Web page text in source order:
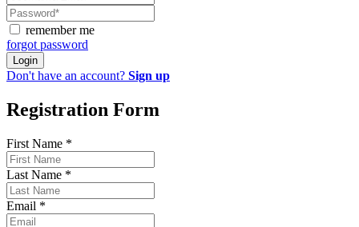
remember me
forgot password
Login
Don't have an account? Sign up
Registration Form
First Name *
Last Name *
Email *